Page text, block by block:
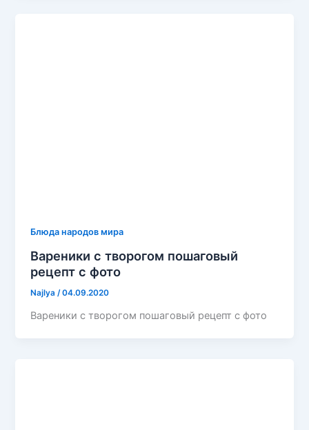
Блюда народов мира
Вареники с творогом пошаговый
рецепт с фото
Najlya /04.09.2020
Вареники с творогом пошаговый рецепт с фото